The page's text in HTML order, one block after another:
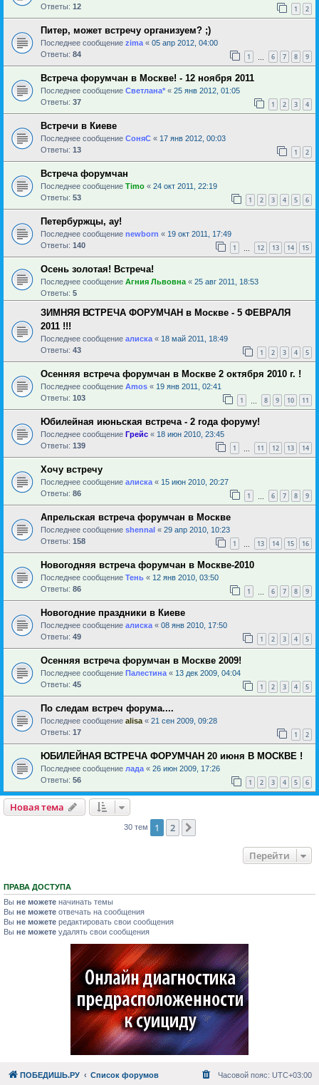
Ответы: 12 1 2
Питер, может встречу организуем? ;)
Последнее сообщение zima « 05 апр 2012, 04:00
Ответы: 84 1 6 7 8 9
Встреча форумчан в Москве! - 12 ноября 2011
Последнее сообщение Светлана* « 25 янв 2012, 01:05
Ответы: 37 1 2 3 4
Встречи в Киеве
Последнее сообщение СоняС « 17 янв 2012, 00:03
Ответы: 13 1 2
Встреча форумчан
Последнее сообщение Timo « 24 окт 2011, 22:19
Ответы: 53 1 2 3 4 5 6
Петербуржцы, ау!
Последнее сообщение newborn « 19 окт 2011, 17:49
Ответы: 140 1 12 13 14 15
Осень золотая! Встреча!
Последнее сообщение Агния Львовна « 25 авг 2011, 18:53
Ответы: 5
ЗИМНЯЯ ВСТРЕЧА ФОРУМЧАН в Москве - 5 ФЕВРАЛЯ
2011 !!!
Последнее сообщение алиска « 18 май 2011, 18:49
Ответы: 43 1 2 3 4 5
Осенняя встреча форумчан в Москве 2 октября 2010 г. !
Последнее сообщение Amos « 19 янв 2011, 02:41
Ответы: 103 1 8 9 10 11
Юбилейная июньская встреча - 2 года форуму!
Последнее сообщение Грейс « 18 июн 2010, 23:45
Ответы: 139 1 11 12 13 14
Хочу встречу
Последнее сообщение алиска « 15 июн 2010, 20:27
Ответы: 86 1 6 7 8 9
Апрельская встреча форумчан в Москве
Последнее сообщение shennal « 29 апр 2010, 10:23
Ответы: 158 1 13 14 15 16
Новогодняя встреча форумчан в Москве-2010
Последнее сообщение Тень « 12 янв 2010, 03:50
Ответы: 86 1 6 7 8 9
Новогодние праздники в Киеве
Последнее сообщение алиска « 08 янв 2010, 17:50
Ответы: 49 1 2 3 4 5
Осенняя встреча форумчан в Москве 2009!
Последнее сообщение Палестина « 13 дек 2009, 04:04
Ответы: 45 1 2 3 4 5
По следам встреч форума....
Последнее сообщение alisa « 21 сен 2009, 09:28
Ответы: 17 1 2
ЮБИЛЕЙНАЯ ВСТРЕЧА ФОРУМЧАН 20 июня В МОСКВЕ !
Последнее сообщение лада « 26 июн 2009, 17:26
Ответы: 56 1 2 3 4 5 6
Новая тема
30 тем 1 2
Перейти
ПРАВА ДОСТУПА
Вы не можете начинать темы
Вы не можете отвечать на сообщения
Вы не можете редактировать свои сообщения
Вы не можете удалять свои сообщения
ПОБЕДИШЬ.РУ Список форумов Часовой пояс: UTC+03:00